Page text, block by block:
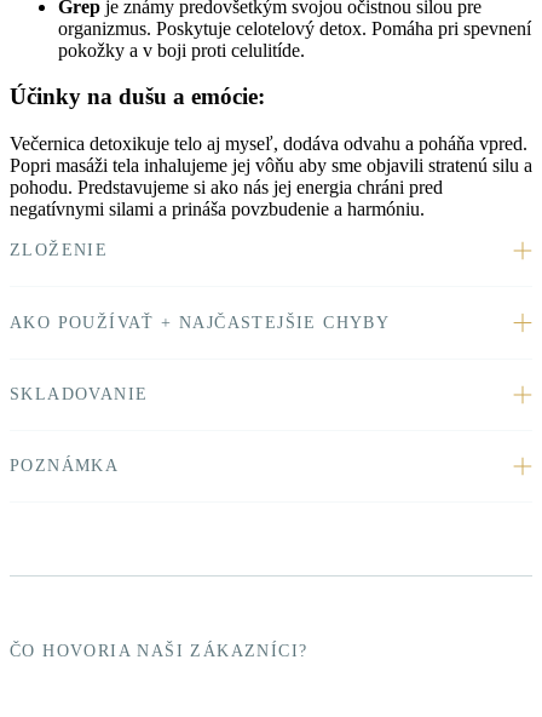
Grep je známy predovšetkým svojou očistnou silou pre
organizmus. Poskytuje celotelový detox. Pomáha pri spevnení
pokožky a v boji proti celulitíde.
Účinky na dušu a emócie:
Večernica detoxikuje telo aj myseľ, dodáva odvahu a poháňa vpred.
Popri masáži tela inhalujeme jej vôňu aby sme objavili stratenú silu a
pohodu. Predstavujeme si ako nás jej energia chráni pred
negatívnymi silami a prináša povzbudenie a harmóniu.
ZLOŽENIE
AKO POUŽÍVAŤ + NAJČASTEJŠIE CHYBY
SKLADOVANIE
POZNÁMKA
ČO HOVORIA NAŠI ZÁKAZNÍCI?